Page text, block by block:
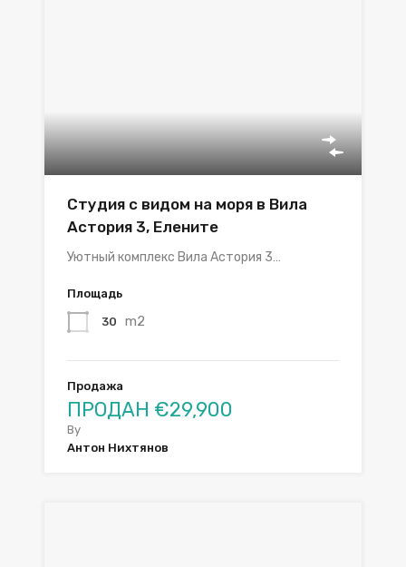
Студия с видом на моря в Вила
Астория 3, Елените
Уютный комплекс Вила Астория 3…
Площадь
30 m2
Продажа
ПРОДАН €29,900
By
Антон Нихтянов